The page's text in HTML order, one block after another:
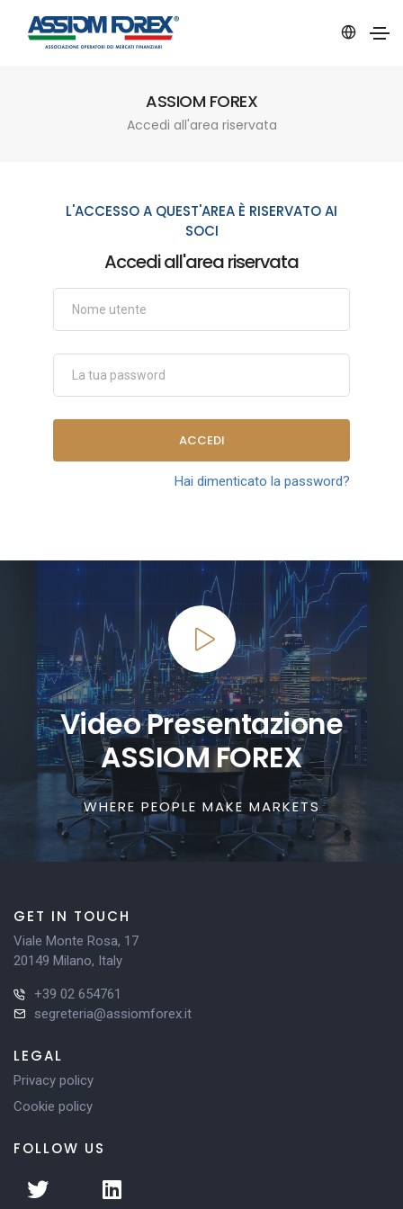
ASSIOM FOREX
Accedi all'area riservata
L'ACCESSO A QUEST'AREA È RISERVATO AI
SOCI
Accedi all'area riservata
ACCEDI
Hai dimenticato la password?
Video Presentazione
ASSIOM FOREX
WHERE PEOPLE MAKE MARKETS
GET IN TOUCH
Viale Monte Rosa, 17
20149 Milano, Italy
+39 02 654761
segreteria@assiomforex.it
LEGAL
Privacy policy
Cookie policy
FOLLOW US